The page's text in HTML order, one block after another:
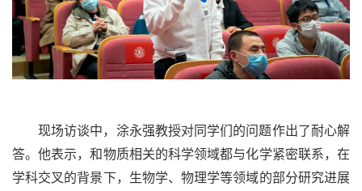
现场访谈中，涂永强教授对同学们的问题作出了耐心解
答。他表示，和物质相关的科学领域都与化学紧密联系，在
学科交叉的背景下，生物学、物理学等领域的部分研究进展